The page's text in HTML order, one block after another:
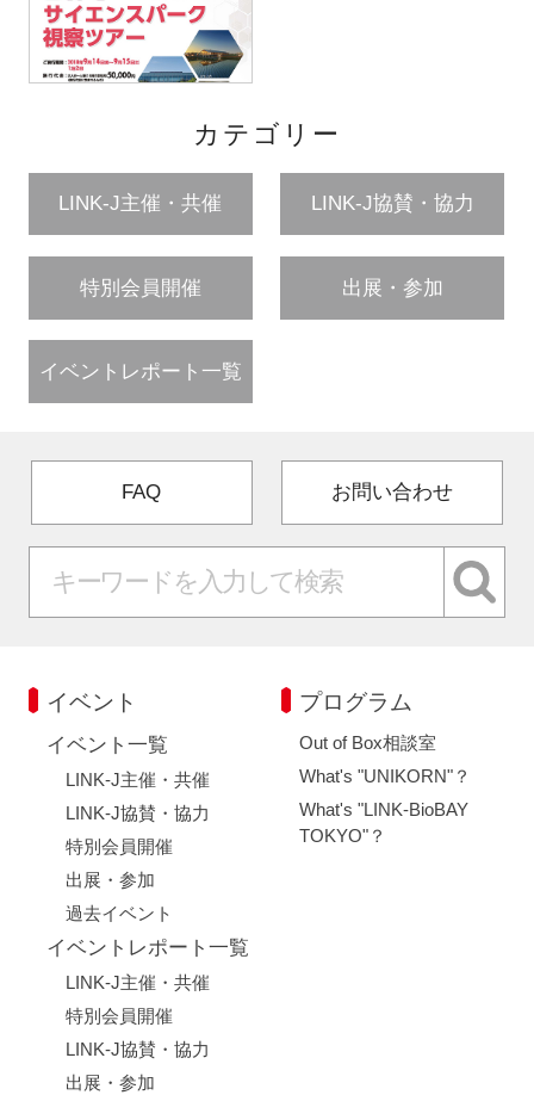
カテゴリー
LINK-J主催・共催 LINK-J協賛・協力
特別会員開催 出展・参加
イベントレポート一覧
FAQ お問い合わせ
イベント
イベント一覧
LINK-J主催・共催
LINK-J協賛・協力
特別会員開催
出展・参加
過去イベント
イベントレポート一覧
LINK-J主催・共催
特別会員開催
LINK-J協賛・協力
出展・参加
プログラム
Out of Box相談室
What's "UNIKORN"？
What's "LINK-BioBAY
TOKYO"？